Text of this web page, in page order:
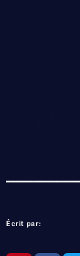
Écrit par: